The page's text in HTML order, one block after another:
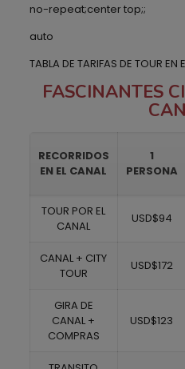
no-repeat;center top;;
auto
TABLA DE TARIFAS DE TOUR EN
FASCINANTES
RECORRIDOS
EN EL CANAL
1
PERSONA
TOUR POR EL
CANAL
USD$94
CANAL + CITY
TOUR
USD$172
GIRA DE
CANAL +
COMPRAS
USD$123